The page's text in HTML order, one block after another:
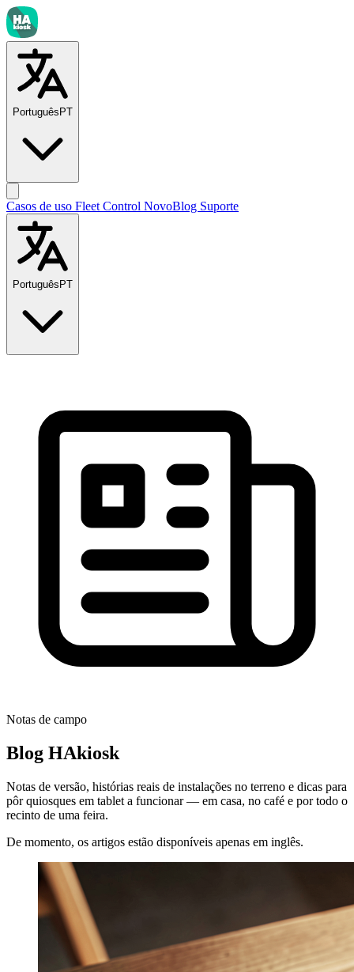
Português PT
Casos de uso Fleet Control NovoBlog Suporte
Português PT
Notas de campo
Blog HAkiosk
Notas de versão, histórias reais de instalações no terreno e dicas para
pôr quiosques em tablet a funcionar — em casa, no café e por todo o
recinto de uma feira.
De momento, os artigos estão disponíveis apenas em inglês.